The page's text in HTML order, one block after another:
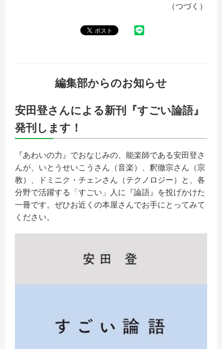
（つづく）
編集部からのお知らせ
安田登さんによる新刊『すごい論語』
発刊します！
『あわいの力』でおなじみの、能楽師である安田登さ
んが、いとうせいこうさん（音楽）、釈徹宗さん（宗
教）、ドミニク・チェンさん（テクノロジー）と、各
分野で活躍する「すごい」人に『論語』を投げかけた
一冊です。 ぜひお近くの本屋さんでお手にとってみて
ください。